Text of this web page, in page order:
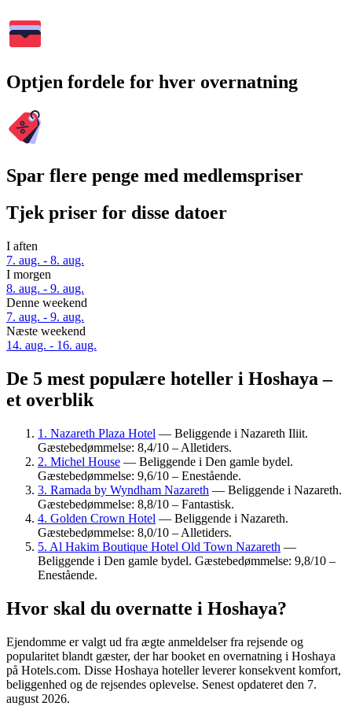
Optjen fordele for hver overnatning
Spar flere penge med medlemspriser
Tjek priser for disse datoer
I aften
7. aug. - 8. aug.
I morgen
8. aug. - 9. aug.
Denne weekend
7. aug. - 9. aug.
Næste weekend
14. aug. - 16. aug.
De 5 mest populære hoteller i Hoshaya –
et overblik
1. Nazareth Plaza Hotel — Beliggende i Nazareth Iliit.
Gæstebedømmelse: 8,4/10 – Alletiders.
2. Michel House — Beliggende i Den gamle bydel.
Gæstebedømmelse: 9,6/10 – Enestående.
3. Ramada by Wyndham Nazareth — Beliggende i Nazareth.
Gæstebedømmelse: 8,8/10 – Fantastisk.
4. Golden Crown Hotel — Beliggende i Nazareth.
Gæstebedømmelse: 8,0/10 – Alletiders.
5. Al Hakim Boutique Hotel Old Town Nazareth —
Beliggende i Den gamle bydel. Gæstebedømmelse: 9,8/10 –
Enestående.
Hvor skal du overnatte i Hoshaya?
Ejendomme er valgt ud fra ægte anmeldelser fra rejsende og
popularitet blandt gæster, der har booket en overnatning i Hoshaya
på Hotels.com. Disse Hoshaya hoteller leverer konsekvent komfort,
beliggenhed og de rejsendes oplevelse. Senest opdateret den 7.
august 2026.